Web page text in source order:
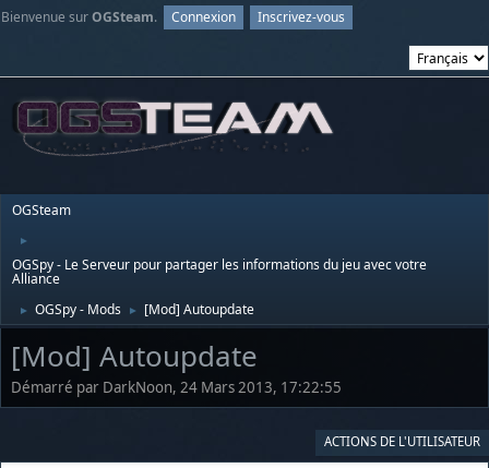
Bienvenue surOGSteam. Connexion Inscrivez-vous
OGSteam
►
OGSpy - Le Serveur pour partager les informations du jeu avec votre
Alliance
► OGSpy - Mods ► [Mod] Autoupdate
[Mod] Autoupdate
Démarré par DarkNoon, 24 Mars 2013, 17:22:55
ACTIONS DE L'UTILISATEUR